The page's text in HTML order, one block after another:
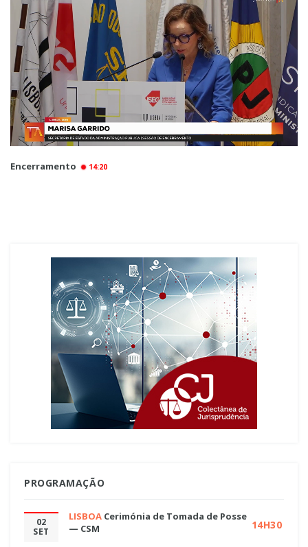
Encerramento 14:20
PROGRAMAÇÃO
02
SET
LISBOA Cerimónia de Tomada de Posse
— CSM
14H30